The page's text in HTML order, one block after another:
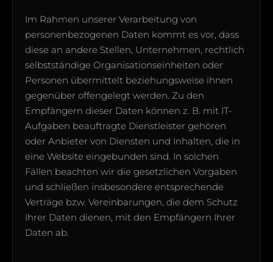
Im Rahmen unserer Verarbeitung von
personenbezogenen Daten kommt es vor, dass
diese an andere Stellen, Unternehmen, rechtlich
selbstständige Organisationseinheiten oder
Personen übermittelt beziehungsweise ihnen
gegenüber offengelegt werden. Zu den
Empfängern dieser Daten können z. B. mit IT-
Aufgaben beauftragte Dienstleister gehören
oder Anbieter von Diensten und Inhalten, die in
eine Website eingebunden sind. In solchen
Fällen beachten wir die gesetzlichen Vorgaben
und schließen insbesondere entsprechende
Verträge bzw. Vereinbarungen, die dem Schutz
Ihrer Daten dienen, mit den Empfängern Ihrer
Daten ab.